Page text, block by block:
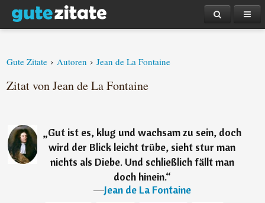
Gute Zitate › Autoren › Jean de La Fontaine
Zitat von Jean de La Fontaine
„Gut ist es, klug und wachsam zu sein, doch
wird der Blick leicht trübe, sieht stur man
nichts als Diebe. Und schließlich fällt man
doch hinein.“
―Jean de La Fontaine